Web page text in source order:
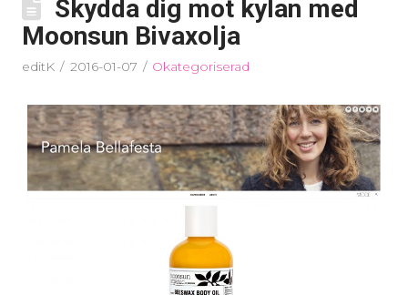
Skydda dig mot kylan med
Moonsun Bivaxolja
editK 2016-01-07 Okategoriserad